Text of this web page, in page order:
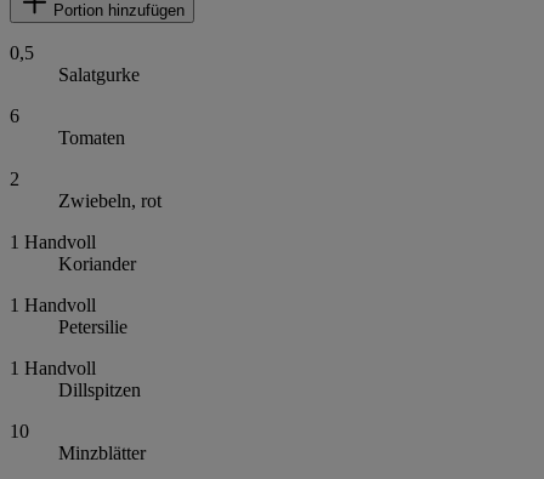
Portion hinzufügen
0,5
Salatgurke
6
Tomaten
2
Zwiebeln, rot
1 Handvoll
Koriander
1 Handvoll
Petersilie
1 Handvoll
Dillspitzen
10
Minzblätter